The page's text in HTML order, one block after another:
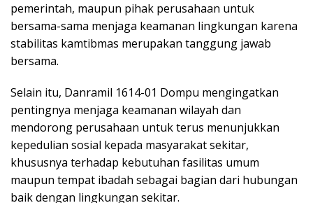
pemerintah, maupun pihak perusahaan untuk
bersama-sama menjaga keamanan lingkungan karena
stabilitas kamtibmas merupakan tanggung jawab
bersama.
Selain itu, Danramil 1614-01 Dompu mengingatkan
pentingnya menjaga keamanan wilayah dan
mendorong perusahaan untuk terus menunjukkan
kepedulian sosial kepada masyarakat sekitar,
khususnya terhadap kebutuhan fasilitas umum
maupun tempat ibadah sebagai bagian dari hubungan
baik dengan lingkungan sekitar.